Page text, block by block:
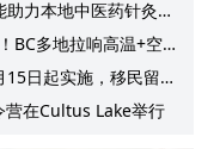
力本地中医药针灸服
BC多地拉响高温+空气
日起实施，移民留学
营在Cultus Lake举行